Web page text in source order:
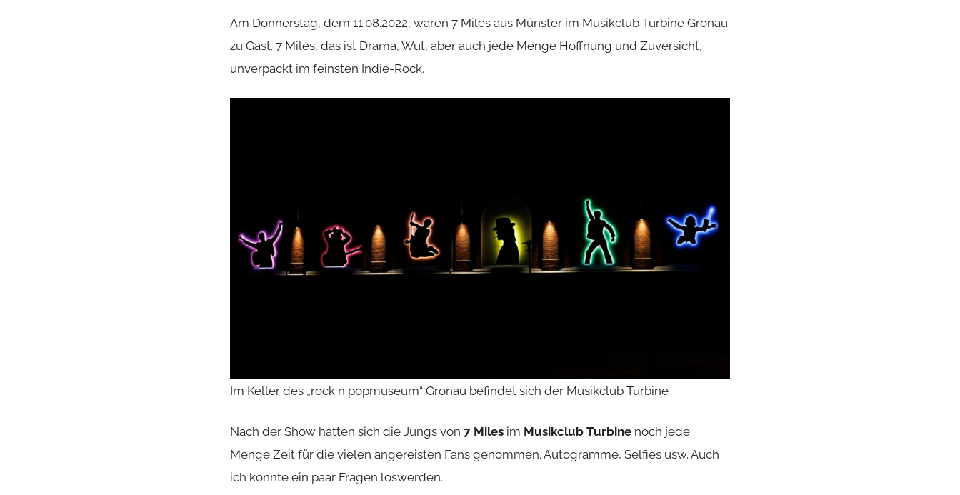
Am Donnerstag, dem 11.08.2022, waren 7 Miles aus Münster im Musikclub Turbine Gronau
zu Gast. 7 Miles, das ist Drama, Wut, aber auch jede Menge Hoffnung und Zuversicht,
unverpackt im feinsten Indie-Rock.
Im Keller des „rock´n popmuseum“ Gronau befindet sich der Musikclub Turbine
Nach der Show hatten sich die Jungs von 7 Miles im Musikclub Turbine noch jede
Menge Zeit für die vielen angereisten Fans genommen. Autogramme, Selfies usw. Auch
ich konnte ein paar Fragen loswerden.